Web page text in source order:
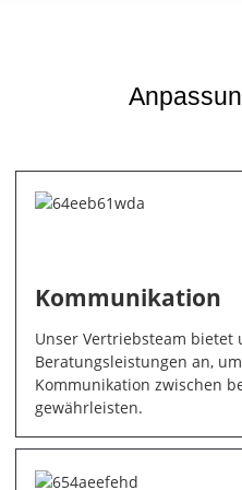
Kommunikation
Unser Vertriebsteam bietet
Beratungsleistungen an,
Kommunikation zwischen
gewährleisten.